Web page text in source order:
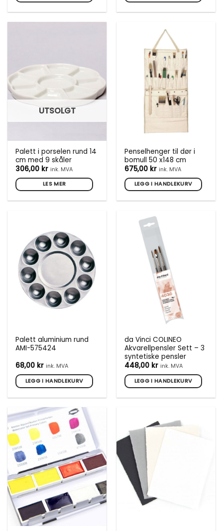
UTSOLGT
Palett i porselen rund 14
cm med 9 skåler
306,00 kr ink. MVA
LES MER
Penselhenger til dør i
bomull 50 x148 cm
675,00 kr ink. MVA
LEGG I HANDLEKURV
Palett aluminium rund
AMI-575424
68,00 kr ink. MVA
LEGG I HANDLEKURV
da Vinci COLINEO
Akvarellpensler Sett – 3
syntetiske pensler
448,00 kr ink. MVA
LEGG I HANDLEKURV